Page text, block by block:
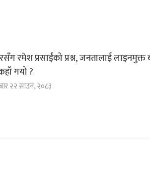
रमेश प्रसाईंको प्रश्न, जनतालाई लाइनमुक्त
गयो ?
२२ साउन, २०८३